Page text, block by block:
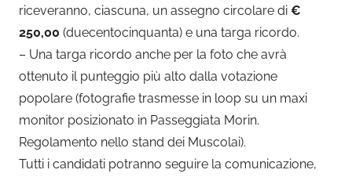
riceveranno, ciascuna, un assegno circolare di €
250,00 (duecentocinquanta) e una targa ricordo.
– Una targa ricordo anche per la foto che avrà
ottenuto il punteggio più alto dalla votazione
popolare (fotografie trasmesse in loop su un maxi
monitor posizionato in Passeggiata Morin.
Regolamento nello stand dei Muscolai).
Tutti i candidati potranno seguire la comunicazione,